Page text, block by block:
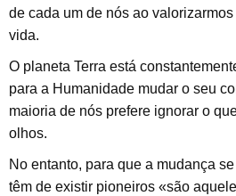
de cada um de nós ao
vida.
O planeta Terra está
para a Humanidade mudar o seu
maioria de nós prefere ignorar o
olhos.
No entanto, para que a mudança
têm de existir pioneiros «são